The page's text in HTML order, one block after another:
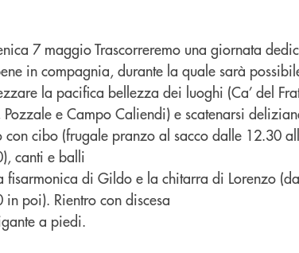
7 maggio Trascorreremo una giornata
in compagnia, durante la quale sarà
la pacifica bellezza dei luoghi (Ca’ del
Pozzale e Campo Caliendi) e scatenarsi
con cibo (frugale pranzo al sacco dalle 12.30
canti e balli
fisarmonica di Gildo e la chitarra di Lorenzo
in poi). Rientro con discesa
a piedi.